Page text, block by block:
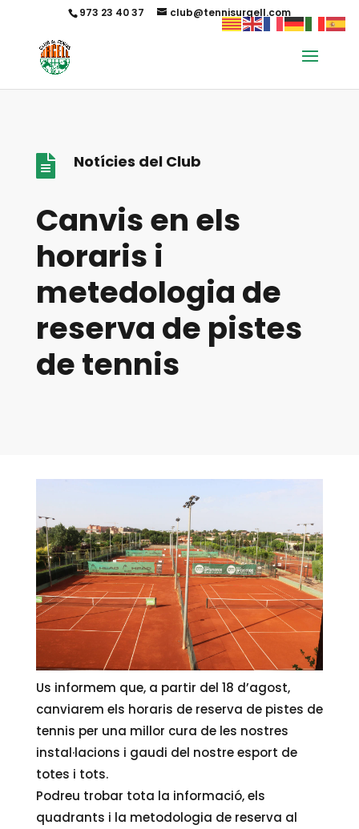
973 23 40 37 club@tennisurgell.com
 Notícies del Club
Canvis en els
horaris i
metedologia de
reserva de pistes
de tennis
Us informem que, a partir del 18 d’agost,
canviarem els horaris de reserva de pistes de
tennis per una millor cura de les nostres
instal·lacions i gaudi del nostre esport de
totes i tots.
Podreu trobar tota la informació, els
quadrants i la metodologia de reserva al